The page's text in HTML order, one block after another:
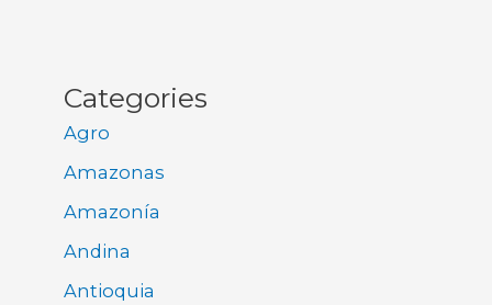
Categories
Agro
Amazonas
Amazonía
Andina
Antioquia